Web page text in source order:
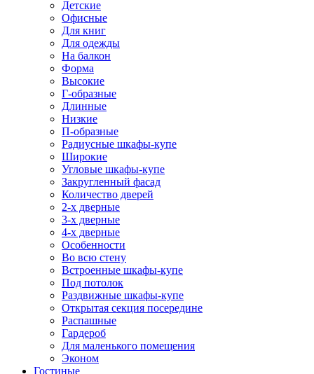
Детские
Офисные
Для книг
Для одежды
На балкон
Форма
Высокие
Г-образные
Длинные
Низкие
П-образные
Радиусные шкафы-купе
Широкие
Угловые шкафы-купе
Закругленный фасад
Количество дверей
2-х дверные
3-х дверные
4-х дверные
Особенности
Во всю стену
Встроенные шкафы-купе
Под потолок
Раздвижные шкафы-купе
Открытая секция посередине
Распашные
Гардероб
Для маленького помещения
Эконом
Гостиные